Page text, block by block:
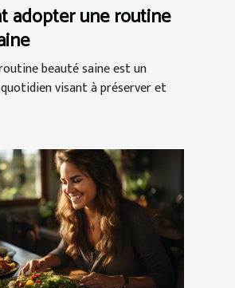
adopter une routine
beauté saine est un
visant à préserver et